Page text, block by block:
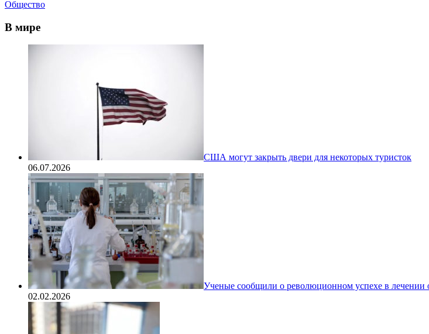
Общество
В мире
США могут закрыть двери для некоторых туристок
06.07.2026
Ученые сообщили о революционном успехе в лечении
02.02.2026